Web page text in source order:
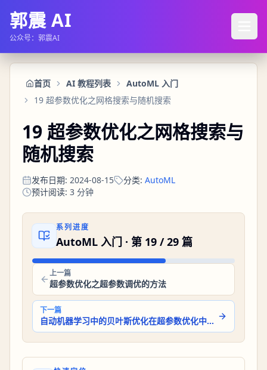
郭震 AI
公众号：郭震AI
首页 AI 教程列表
AutoML 入门
19 超参数优化之网格搜索与随机搜索
19 超参数优化之网格搜索与
随机搜索
发布日期: 2024-08-15 分类: AutoML
预计阅读: 3 分钟
系列进度
AutoML 入门 · 第 19 /29 篇
上一篇
超参数优化之超参数调优的方法
下一篇
自动机器学习中的贝叶斯优化在超参数优化中的应用